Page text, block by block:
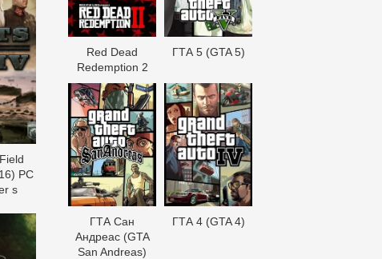
PC
s
Red Dead
Redеmption 2
ГТА 5 (GTA 5)
ГТА Сан
Андреас (GTA
San Andreas)
ГТА 4 (GTA 4)